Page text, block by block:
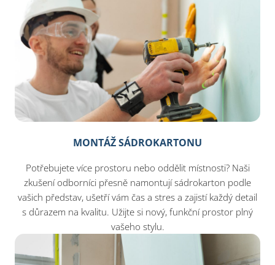
MONTÁŽ SÁDROKARTONU
Potřebujete více prostoru nebo oddělit místnosti? Naši
zkušení odborníci přesně namontují sádrokarton podle
vašich představ, ušetří vám čas a stres a zajistí každý detail
s důrazem na kvalitu. Užijte si nový, funkční prostor plný
vašeho stylu.